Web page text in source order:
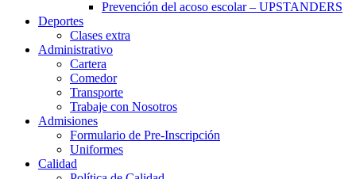
Prevención del acoso escolar – UPSTANDERS
Deportes
Clases extra
Administrativo
Cartera
Comedor
Transporte
Trabaje con Nosotros
Admisiones
Formulario de Pre-Inscripción
Uniformes
Calidad